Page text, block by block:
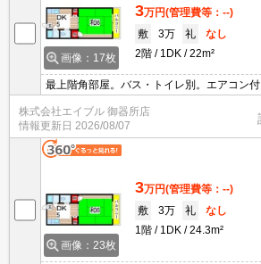
画像：17枚
3万円(管理費等：--)
敷
3万 礼
なし
2階
1DK 22m²
最上階角部屋。バス・トイレ別。エアコン付
ファミリーレストランへ790m。セブンイレ
株式会社エイブル 御器所店
情報更新日 2026/08/07
画像：23枚
3万円(管理費等：--)
敷
3万 礼
なし
1階
1DK 24.3m²